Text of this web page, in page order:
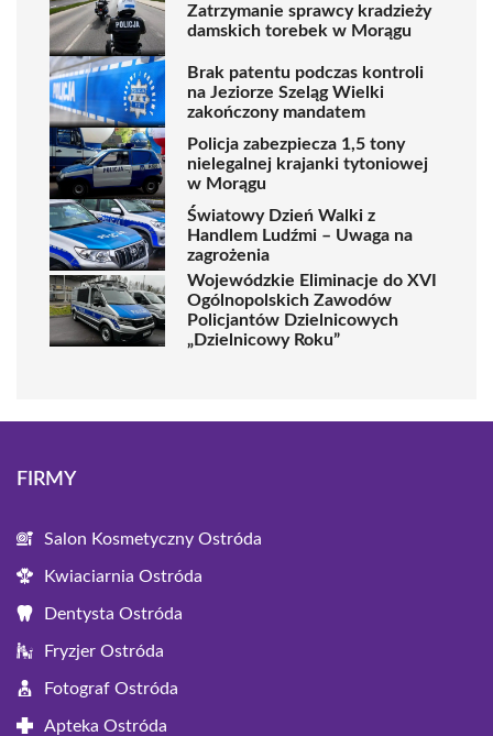
Zatrzymanie sprawcy kradzieży
damskich torebek w Morągu
Brak patentu podczas kontroli
na Jeziorze Szeląg Wielki
zakończony mandatem
Policja zabezpiecza 1,5 tony
nielegalnej krajanki tytoniowej
w Morągu
Światowy Dzień Walki z
Handlem Ludźmi – Uwaga na
zagrożenia
Wojewódzkie Eliminacje do XVI
Ogólnopolskich Zawodów
Policjantów Dzielnicowych
„Dzielnicowy Roku”
FIRMY
Salon Kosmetyczny Ostróda
Kwiaciarnia Ostróda
Dentysta Ostróda
Fryzjer Ostróda
Fotograf Ostróda
Apteka Ostróda